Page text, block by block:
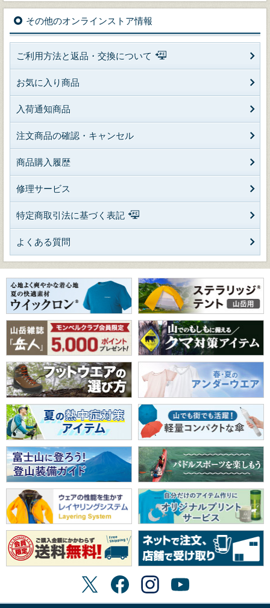
その他のオンラインストア情報
ご利用方法と返品・交換について
お気に入り商品
入荷通知商品
注文商品の確認・キャンセル
商品購入履歴
修理サービス
特定商取引法に基づく表記
よくある質問